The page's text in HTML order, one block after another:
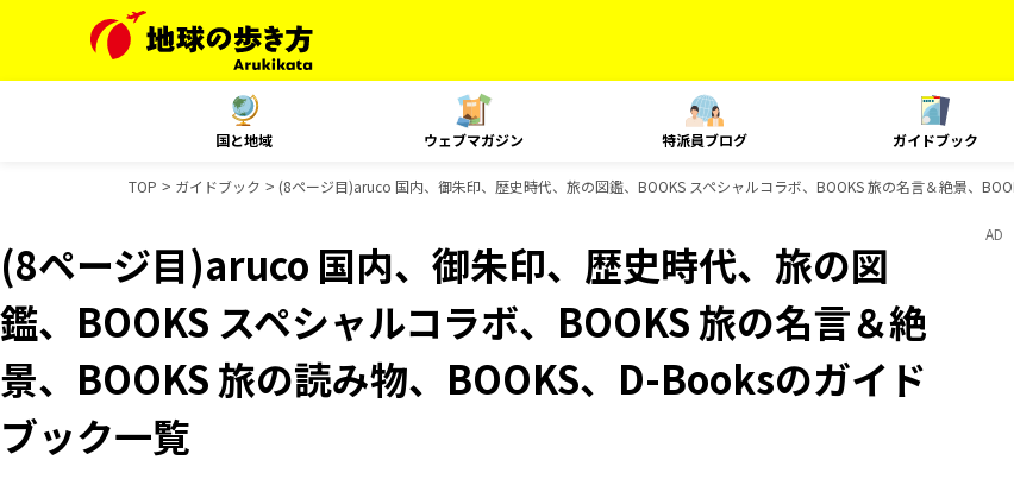
国と地域 ウェブマガジン 特派員ブログ ガイドブック
TOP ガイドブック (8ページ目)aruco 国内、御朱印、歴史時代、旅の図鑑、BOOKS スペシャルコラボ、BOOKS 旅の名言＆絶景、
(8ページ目)aruco 国内、御朱印、歴史時代、旅の図
鑑、BOOKS スペシャルコラボ、BOOKS 旅の名言＆絶
景、BOOKS 旅の読み物、BOOKS、D-Booksのガイド
ブック一覧
AD